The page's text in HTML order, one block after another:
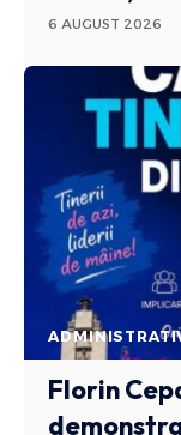
6 AUGUST 2026
Florin